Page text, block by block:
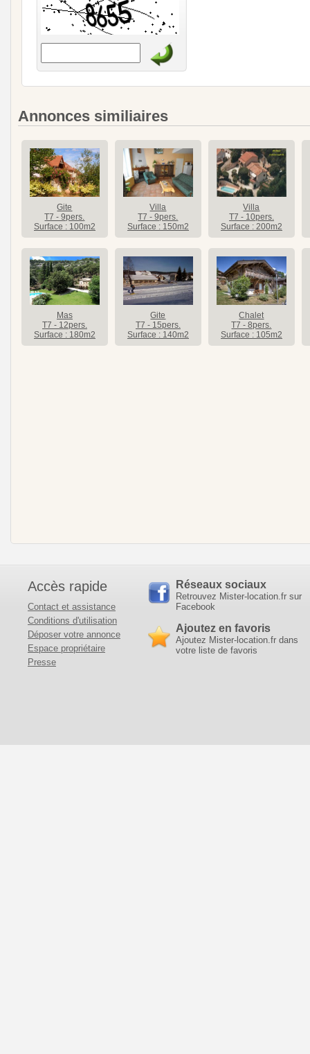
Annonces similiaires
Gite
T7 - 9pers.
Surface : 100m2
Villa
T7 - 9pers.
Surface : 150m2
Villa
T7 - 10pers.
Surface : 200m2
Mas
T7 - 12pers.
Surface : 180m2
Gite
T7 - 15pers.
Surface : 140m2
Chalet
T7 - 8pers.
Surface : 105m2
Accès rapide
Contact et assistance
Conditions d'utilisation
Déposer votre annonce
Espace propriétaire
Presse
Réseaux sociaux
Retrouvez Mister-location.fr sur
Facebook
Ajoutez en favoris
Ajoutez Mister-location.fr dans
votre liste de favoris